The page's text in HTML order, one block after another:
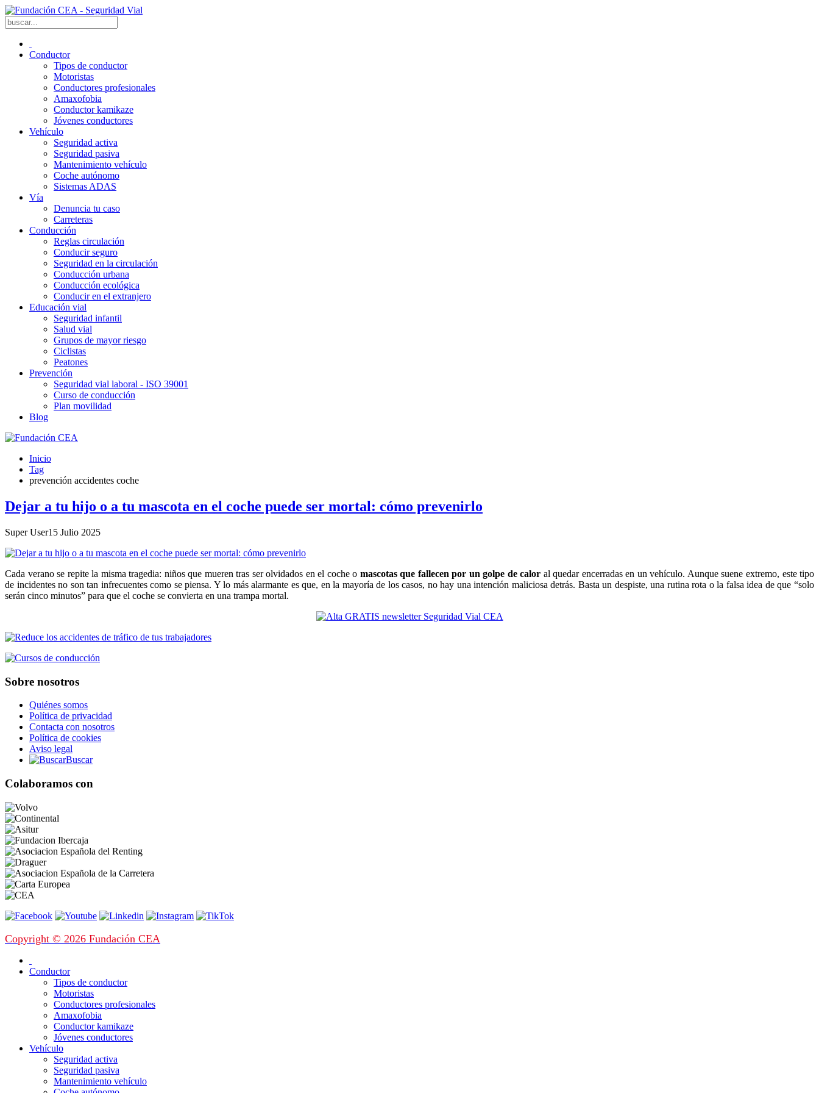
Conductor
Tipos de conductor
Motoristas
Conductores profesionales
Amaxofobia
Conductor kamikaze
Jóvenes conductores
Vehículo
Seguridad activa
Seguridad pasiva
Mantenimiento vehículo
Coche autónomo
Sistemas ADAS
Vía
Denuncia tu caso
Carreteras
Conducción
Reglas circulación
Conducir seguro
Seguridad en la circulación
Conducción urbana
Conducción ecológica
Conducir en el extranjero
Educación vial
Seguridad infantil
Salud vial
Grupos de mayor riesgo
Ciclistas
Peatones
Prevención
Seguridad vial laboral - ISO 39001
Curso de conducción
Plan movilidad
Blog
Inicio
Tag
prevención accidentes coche
Dejar a tu hijo o a tu mascota en el coche puede ser mortal: cómo prevenirlo
Super User15 Julio 2025
Cada verano se repite la misma tragedia: niños que mueren tras ser olvidados en el coche o mascotas que fallecen por un golpe de calor al quedar encerradas en un vehículo. Aunque suene extremo, este tipo
de incidentes no son tan infrecuentes como se piensa. Y lo más alarmante es que, en la mayoría de los casos, no hay una intención maliciosa detrás. Basta un despiste, una rutina rota o la falsa idea de que “solo
serán cinco minutos” para que el coche se convierta en una trampa mortal.
Sobre nosotros
Quiénes somos
Política de privacidad
Contacta con nosotros
Política de cookies
Aviso legal
Buscar
Colaboramos con
Copyright © 2026 Fundación CEA
Conductor
Tipos de conductor
Motoristas
Conductores profesionales
Amaxofobia
Conductor kamikaze
Jóvenes conductores
Vehículo
Seguridad activa
Seguridad pasiva
Mantenimiento vehículo